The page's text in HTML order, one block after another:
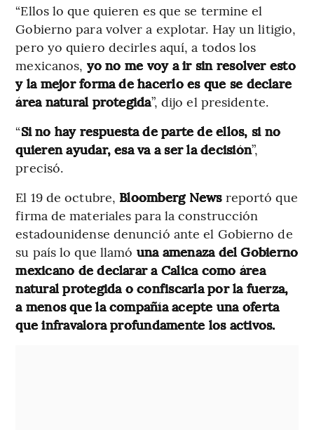
“Ellos lo que quieren es que se termine el
Gobierno para volver a explotar. Hay un litigio,
pero yo quiero decirles aquí, a todos los
mexicanos, yo no me voy a ir sin resolver esto
y la mejor forma de hacerlo es que se declare
área natural protegida”, dijo el presidente.
“Si no hay respuesta de parte de ellos, si no
quieren ayudar, esa va a ser la decisión”,
precisó.
El 19 de octubre, Bloomberg Newsreportó que
firma de materiales para la construcción
estadounidense denunció ante el Gobierno de
su país lo que llamó una amenaza del Gobierno
mexicano de declarar a Calica como área
natural protegida o confiscarla por la fuerza,
a menos que la compañía acepte una oferta
que infravalora profundamente los activos.